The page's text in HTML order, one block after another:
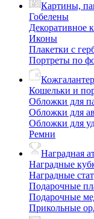
Картины,
Гобелены
Декоративное
Иконы
Плакетки с
Портреты по
Кошельки и
Обложки для
Обложки для
Обложки для
Ремни
Наградная
Наградные
Наградные
Подарочные
Подарочные
Прикольные